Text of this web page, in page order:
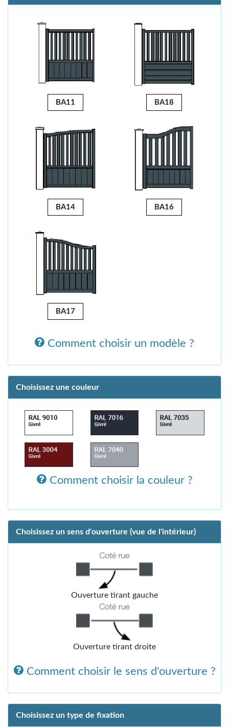
BA11 BA18
BA14 BA16
BA17
Comment choisir un modèle ?
Choisissez une couleur
Comment choisir la couleur ?
Choisissez un sens d'ouverture (vue de l'intérieur)
Ouverture tirant gauche
Ouverture tirant droite
Comment choisir le sens d'ouverture ?
Choisissez un type de fixation